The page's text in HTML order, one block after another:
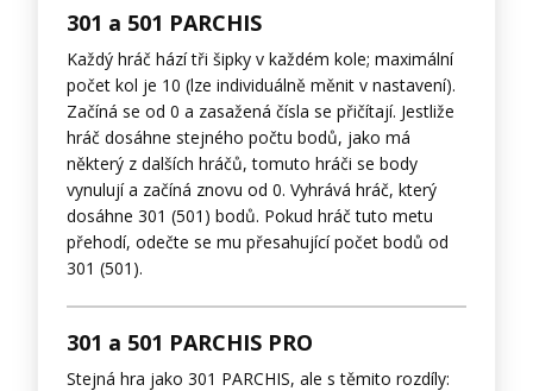
301 a 501 PARCHIS
Každý hráč hází tři šipky v každém kole; maximální
počet kol je 10 (lze individuálně měnit v nastavení).
Začíná se od 0 a zasažená čísla se přičítají. Jestliže
hráč dosáhne stejného počtu bodů, jako má
některý z dalších hráčů, tomuto hráči se body
vynulují a začíná znovu od 0. Vyhrává hráč, který
dosáhne 301 (501) bodů. Pokud hráč tuto metu
přehodí, odečte se mu přesahující počet bodů od
301 (501).
301 a 501 PARCHIS PRO
Stejná hra jako 301 PARCHIS, ale s těmito rozdíly: